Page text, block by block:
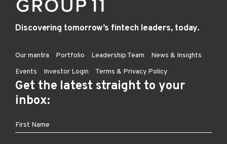
Discovering tomorrow’s fintech leaders, today.
Our mantra Portfolio Leadership Team
News & Insights
Events
Investor Login Terms & Privacy Policy
Get the latest straight to your
inbox: